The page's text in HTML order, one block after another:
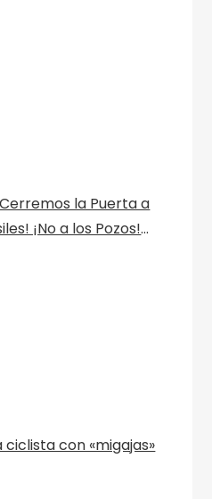
la Puerta a
¡No a los Pozos!
ecológica
con «migajas»